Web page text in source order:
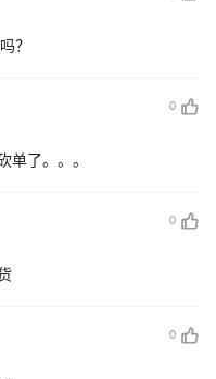
？
0
单了。。。
0
0